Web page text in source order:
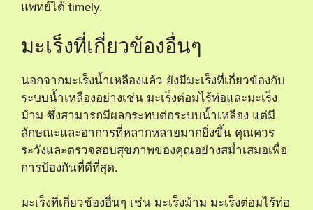
แพทย์ได้ timely.
มะเร็งที่เกี่ยวข้องอื่นๆ
นอกจากมะเร็งน้ำเหลืองแล้ว ยังมีมะเร็งที่เกี่ยวข้องกับ
ระบบน้ำเหลืองอย่างเช่น มะเร็งต่อมไร้ท่อและมะเร็ง
ม้าม ซึ่งสามารถมีผลกระทบต่อระบบน้ำเหลือง แต่มี
ลักษณะและอาการที่หลากหลายมากยิ่งขึ้น คุณควร
ระวังและตรวจสอบสุขภาพของคุณอย่างสม่ำเสมอเพื่อ
การป้องกันที่ดีที่สุด.
มะเร็งที่เกี่ยวข้องอื่นๆ เช่น มะเร็งม้าม มะเร็งต่อมไร้ท่อ